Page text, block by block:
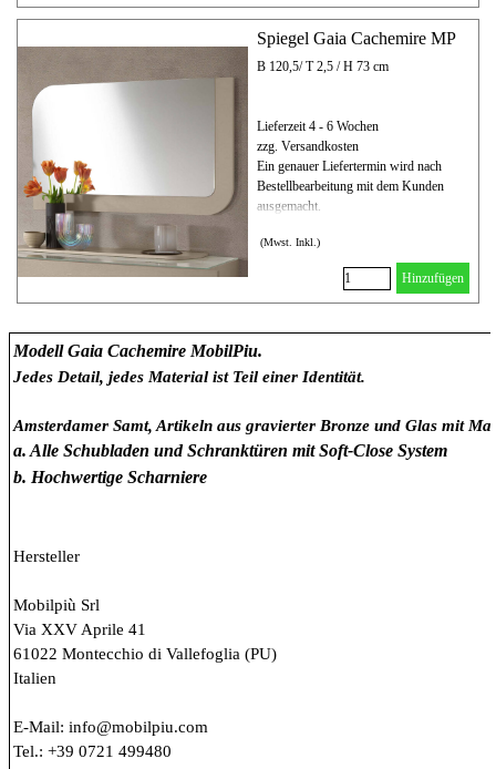
Spiegel Gaia Cachemire MP
B 120,5/ T 2,5 / H 73 cm
Lieferzeit 4 - 6 Wochen
zzg. Versandkosten
Ein genauer Liefertermin wird nach
Bestellbearbeitung mit dem Kunden
ausgemacht.
(Mwst. Inkl.)
Hinzufügen
Modell Gaia Cachemire MobilPiu.
Jedes Detail, jedes Material ist Teil einer Identität.
Amsterdamer Samt, Artikeln aus gravierter Bronze und Glas mit
a. Alle Schubladen und Schranktüren mit Soft-Close System
b. Hochwertige Scharniere
Hersteller
Mobilpiù Srl
Via XXV Aprile 41
61022 Montecchio di Vallefoglia (PU)
Italien
E-Mail: info@mobilpiu.com
Tel.: +39 0721 499480